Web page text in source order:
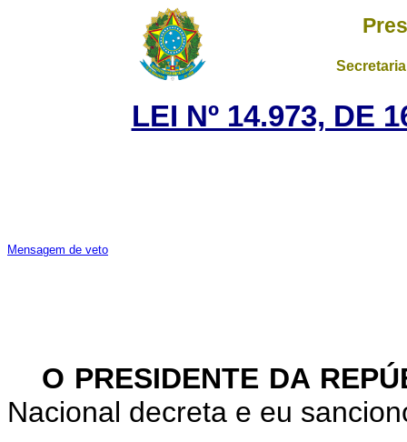
LEI Nº 14.973, DE
Mensagem de veto
O PRESIDENTE DA
Nacional decreta e eu